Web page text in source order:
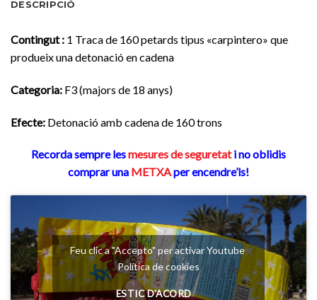
DESCRIPCIÓ
Contingut : 1 Traca de 160 petards tipus «carpintero» que
produeix una detonació en cadena
Categoria: F3 (majors de 18 anys)
Efecte: Detonació amb cadena de 160 trons
Recorda sempre lesmesures de seguretati no oblidis
comprar una METXAper encendre’ls!
Feu clic a "Accepto" per activar Youtube
Política de cookies
ESTIC D'ACORD